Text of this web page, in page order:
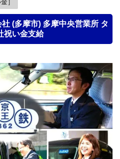
(多摩市) 多摩中央営業所 タ
祝い金支給